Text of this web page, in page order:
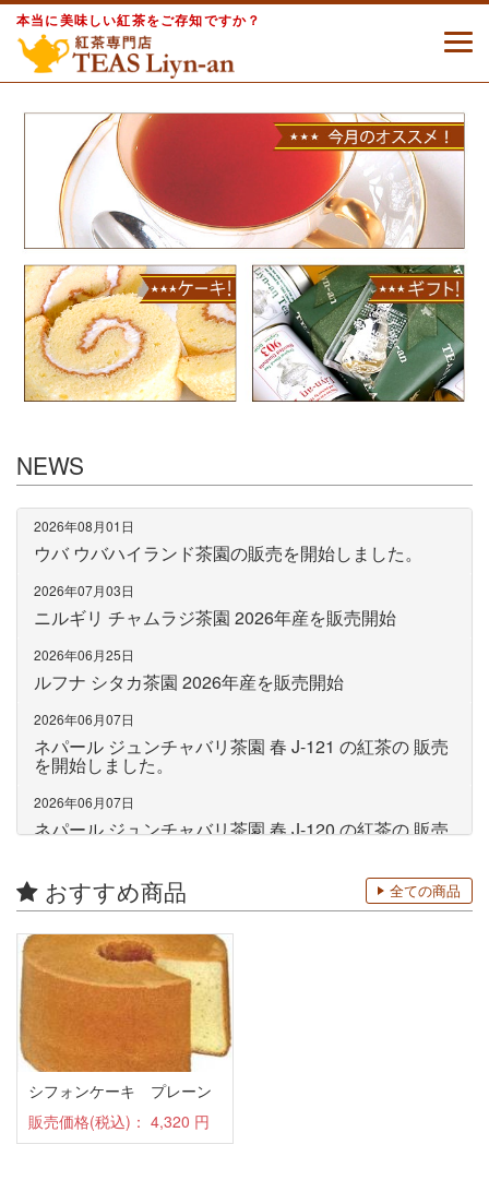
本当に美味しい紅茶をご存知ですか？
NEWS
2026年08月01日
ウバ ウバハイランド茶園の販売を開始しました。
2026年07月03日
ニルギリ チャムラジ茶園 2026年産を販売開始
2026年06月25日
ルフナ シタカ茶園 2026年産を販売開始
2026年06月07日
ネパール ジュンチャバリ茶園 春 J-121 の紅茶の 販売
を開始しました。
2026年06月07日
ネパール ジュンチャバリ茶園 春 J-120 の紅茶の 販売
2026年05月28日
カングラ・ワー茶園 ファーストフラッシュ の販売を
開始しました。
2026年05月15日
キームン1110プレステージ 販売開始
中東情勢に伴い包装資材の納入に遅れが生じており、
一部商品のSパックに在庫不足が発生しております。
暫くの間、完売となる事が有りますのでご了解をお願
いいたします。
おすすめ商品 全ての商品
シフォンケーキ プレーン
販売価格(税込)： 4,320 円